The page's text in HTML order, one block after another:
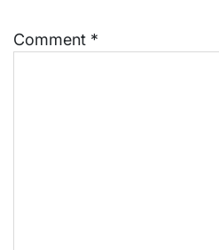
Comment *